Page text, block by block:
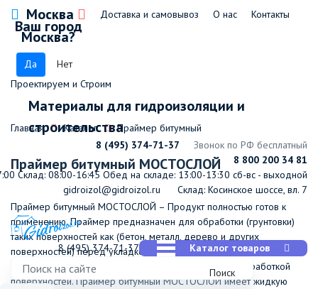
Москва
Ваш город
Москва?
Да Нет
Доставка и самовывоз О нас Контакты
Проектируем и Строим
Материалы для гидроизоляции и
строительства
8 (495) 374-71-37
Звонок по РФ бесплатный
8 800 200 34 81
Склад: 08:00-16:45 Обед на складе: 13:00-13:30 сб-вс - выходной
gidroizol@gidroizol.ru
Склад: Косинское шоссе, вл. 7
8 (495) 374-71-37
Каталог товаров
Поиск
Главная Каталог Праймер битумный
Праймер битумный МОСТОСЛОЙ
Праймер битумный МОСТОСЛОЙ – Продукт полностью готов к
применению. Праймер предназначен для обработки (грунтовки)
таких поверхностей как (бетон, металл, дерево и других
поверхностей) перед укладкой на них битумной рулонной
гидроизоляции (кровли). А так же перед мастичной обработкой
поверхностей. Праймер битумный МОСТОСЛОЙ имеет жидкую